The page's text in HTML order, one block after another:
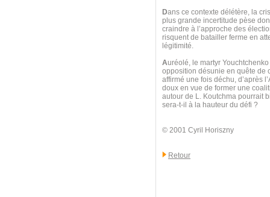
Dans ce contexte délétère, la
plus grande incertitude pèse
craindre à l’approche des
risquent de batailler ferme en
légitimité.
Auréolé, le martyr
opposition désunie en quête de
affirmé une fois déchu, d’après
doux en vue de former une
autour de L. Koutchma pourrait
sera-t-il à la hauteur du défi ?
© 2001 Cyril Horiszny
Retour